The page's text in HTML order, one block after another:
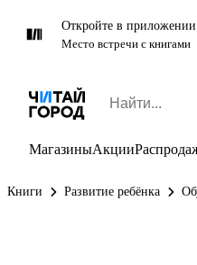
Откройте в приложении
Место встречи с книгами
МагазиныАкции
Книги Развитие ребёнка